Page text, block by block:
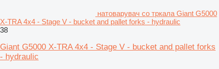
натоварувач со тркала Giant G5000
X-TRA 4x4 - Stage V - bucket and pallet forks - hydraulic
38
Giant G5000 X-TRA 4x4 - Stage V - bucket and pallet forks
- hydraulic